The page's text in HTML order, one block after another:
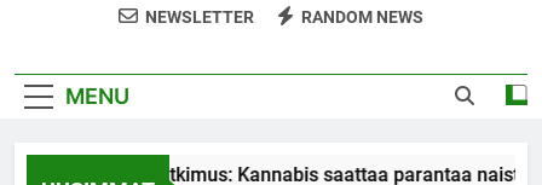
NEWSLETTER RANDOM NEWS
MENU
Tutkimus: Kannabis saattaa parantaa naisten